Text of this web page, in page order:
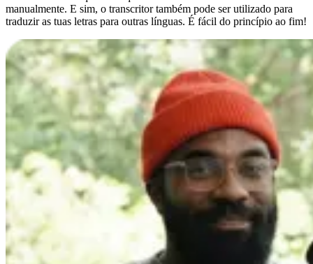
manualmente. E sim, o transcritor também pode ser utilizado para
traduzir as tuas letras para outras línguas. É fácil do princípio ao fim!